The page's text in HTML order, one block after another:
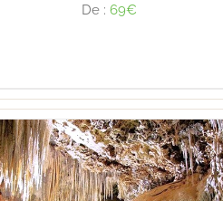
De :69€